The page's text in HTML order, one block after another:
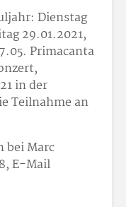
Dienstag
29.01.2021,
Primacanta
in der
Teilnahme an
bei Marc
E-Mail